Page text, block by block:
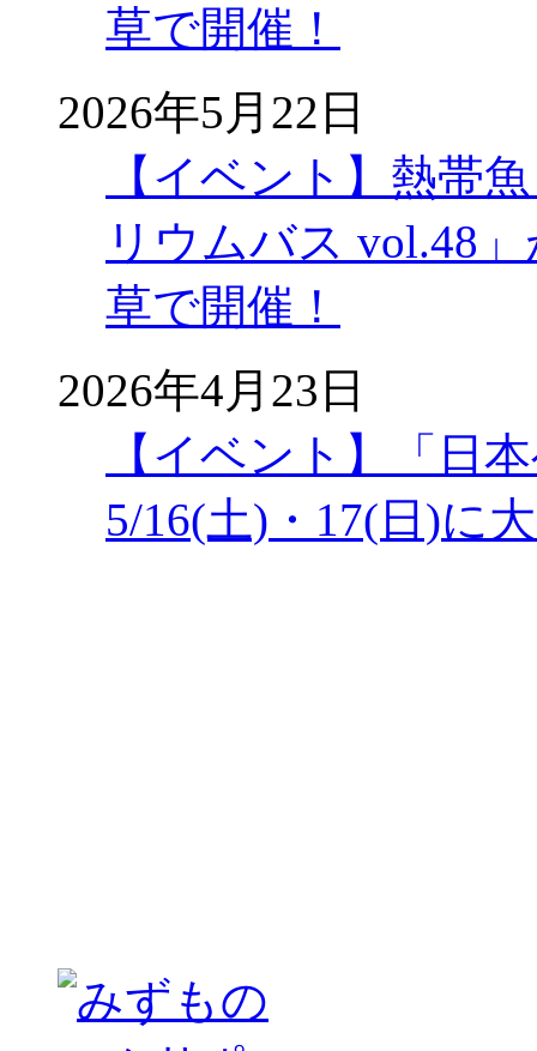
草で開催！
2026年5月22日
【イベント】熱帯
リウムバス vol.48
草で開催！
2026年4月23日
【イベント】「日
5/16(土)・17(日)に